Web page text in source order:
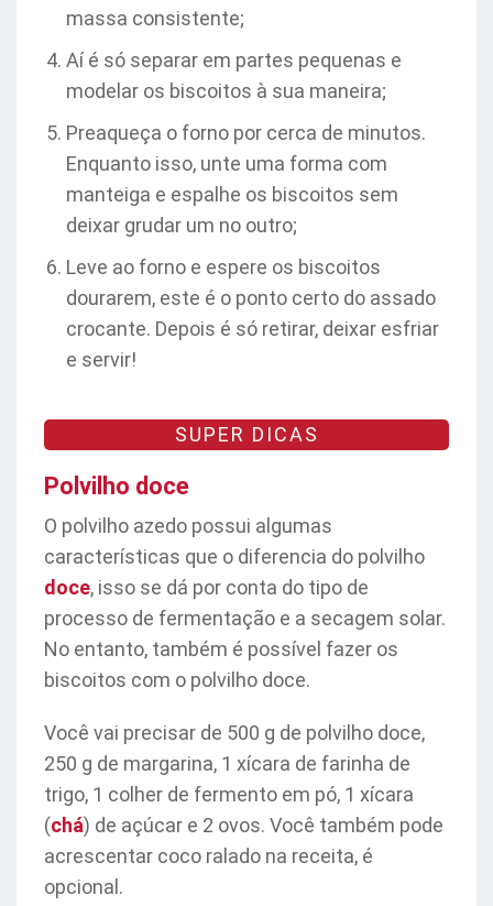
massa consistente;
Aí é só separar em partes pequenas e
modelar os biscoitos à sua maneira;
Preaqueça o forno por cerca de minutos.
Enquanto isso, unte uma forma com
manteiga e espalhe os biscoitos sem
deixar grudar um no outro;
Leve ao forno e espere os biscoitos
dourarem, este é o ponto certo do assado
crocante. Depois é só retirar, deixar esfriar
e servir!
SUPER DICAS
Polvilho doce
O polvilho azedo possui algumas
características que o diferencia do polvilho
doce, isso se dá por conta do tipo de
processo de fermentação e a secagem solar.
No entanto, também é possível fazer os
biscoitos com o polvilho doce.
Você vai precisar de 500 g de polvilho doce,
250 g de margarina, 1 xícara de farinha de
trigo, 1 colher de fermento em pó, 1 xícara
(chá) de açúcar e 2 ovos. Você também pode
acrescentar coco ralado na receita, é
opcional.